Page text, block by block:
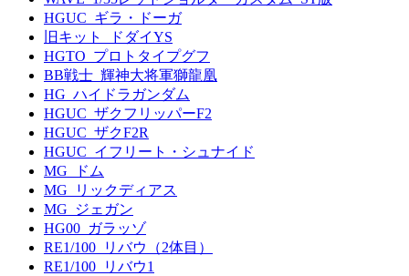
HGUC_ギラ・ドーガ
旧キット_ドダイYS
HGTO_プロトタイプグフ
BB戦士_輝神大将軍獅龍凰
HG_ハイドラガンダム
HGUC_ザクフリッパーF2
HGUC_ザクF2R
HGUC_イフリート・シュナイド
MG_ドム
MG_リックディアス
MG_ジェガン
HG00_ガラッゾ
RE1/100_リバウ（2体目）
RE1/100_リバウ1